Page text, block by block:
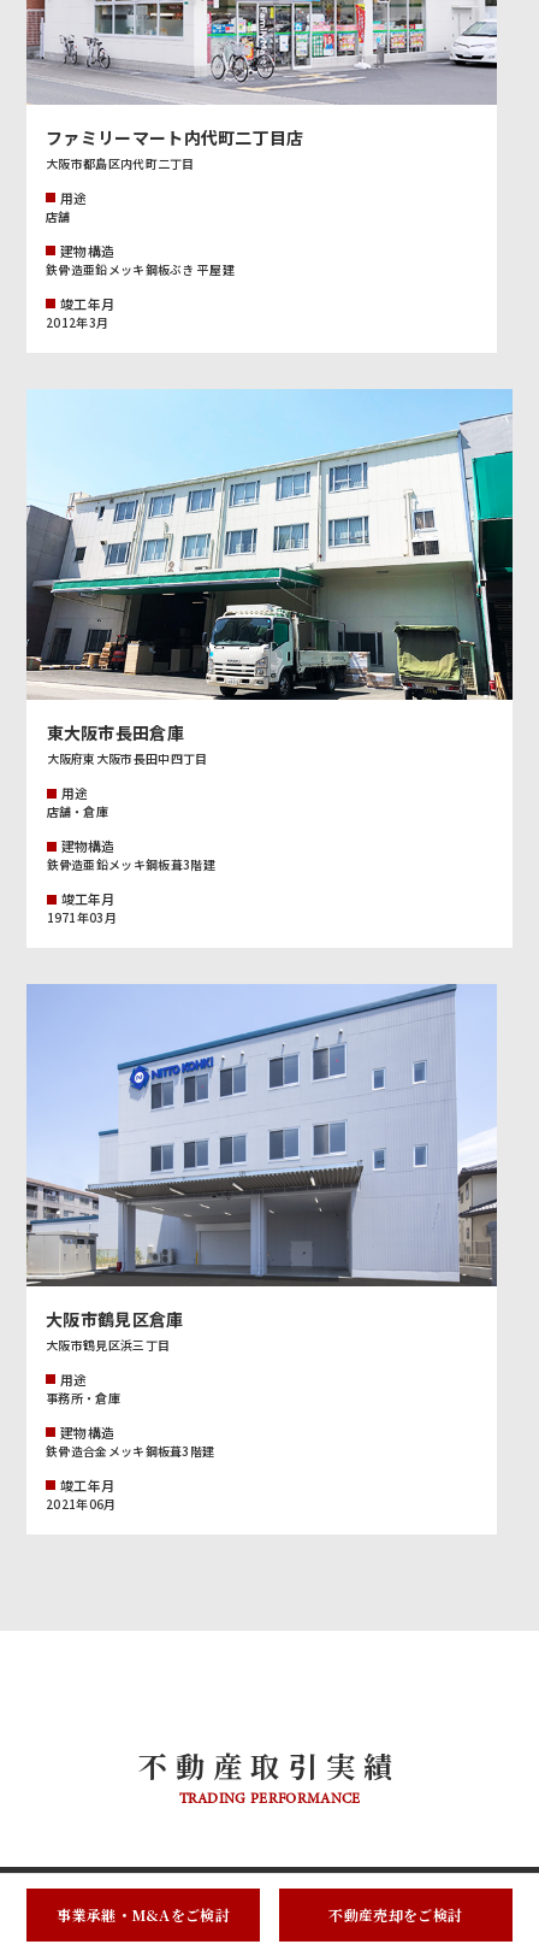
ファミリーマート内代町二丁目店
大阪市都島区内代町二丁目
用途
店舗
建物構造
鉄骨造亜鉛メッキ鋼板ぶき 平屋建
竣工年月
2012年3月
東大阪市長田倉庫
大阪府東大阪市長田中四丁目
用途
店舗・倉庫
建物構造
鉄骨造亜鉛メッキ鋼板葺3階建
竣工年月
1971年03月
大阪市鶴見区倉庫
大阪市鶴見区浜三丁目
用途
事務所・倉庫
建物構造
鉄骨造合金メッキ鋼板葺3階建
竣工年月
2021年06月
不動産取引実績
TRADING PERFORMANCE
物件名
区 分
住 所
事業承継・M&Aをご検討 不動産売却をご検討